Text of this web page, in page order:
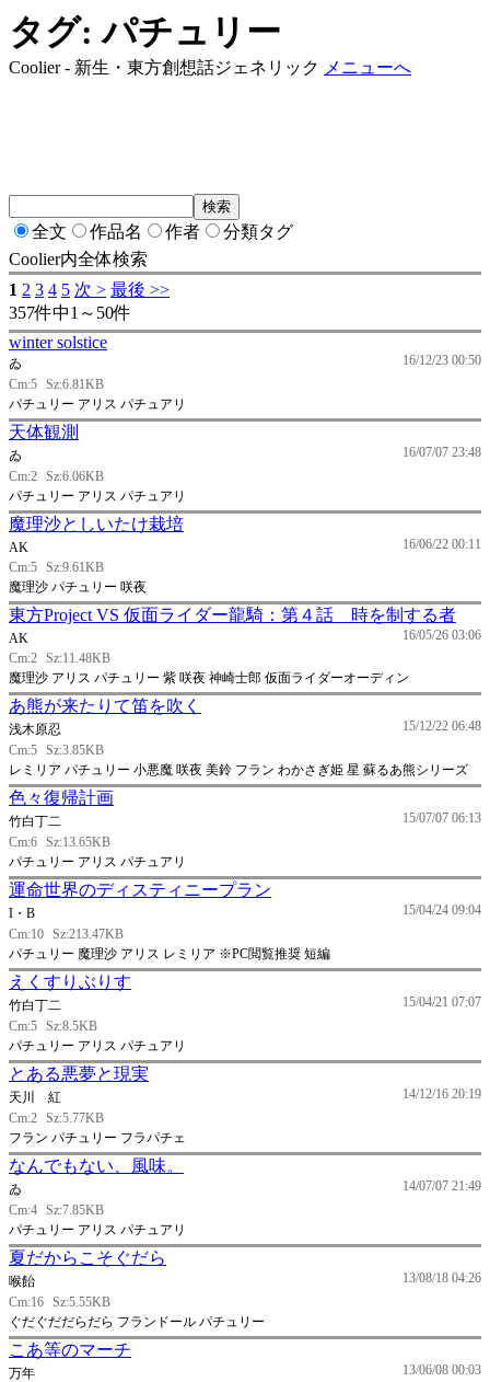
タグ: パチュリー
Coolier - 新生・東方創想話ジェネリック メニューへ
全文 作品名 作者
分類タグ
Coolier内全体検索
1 2 3 4 5 次 > 最後 >>
357件中1～50件
winter solstice
16/12/23 00:50
ゐ
Cm:5 Sz:6.81KB
パチュリー アリス パチュアリ
天体観測
16/07/07 23:48
ゐ
Cm:2 Sz:6.06KB
パチュリー アリス パチュアリ
魔理沙としいたけ栽培
16/06/22 00:11
AK
Cm:5 Sz:9.61KB
魔理沙 パチュリー 咲夜
東方Project VS 仮面ライダー龍騎：第４話 時を制する者
16/05/26 03:06
AK
Cm:2 Sz:11.48KB
魔理沙 アリス パチュリー 紫 咲夜 神崎士郎 仮面ライダーオーディン
あ熊が来たりて笛を吹く
15/12/22 06:48
浅木原忍
Cm:5 Sz:3.85KB
レミリア パチュリー 小悪魔 咲夜 美鈴 フラン わかさぎ姫 星 蘇るあ熊シリーズ
色々復帰計画
15/07/07 06:13
竹白丁二
Cm:6 Sz:13.65KB
パチュリー アリス パチュアリ
運命世界のディスティニープラン
15/04/24 09:04
I・B
Cm:10 Sz:213.47KB
パチュリー 魔理沙 アリス レミリア ※PC閲覧推奨 短編
えくすりぶりす
15/04/21 07:07
竹白丁二
Cm:5 Sz:8.5KB
パチュリー アリス パチュアリ
とある悪夢と現実
14/12/16 20:19
天川 紅
Cm:2 Sz:5.77KB
フラン パチュリー フラパチェ
なんでもない、風味。
14/07/07 21:49
ゐ
Cm:4 Sz:7.85KB
パチュリー アリス パチュアリ
夏だからこそぐだら
13/08/18 04:26
喉飴
Cm:16 Sz:5.55KB
ぐだぐだだらだら フランドール パチュリー
こあ等のマーチ
13/06/08 00:03
万年